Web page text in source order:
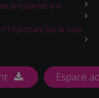
présidente à la
portant sur la reva...
Espace